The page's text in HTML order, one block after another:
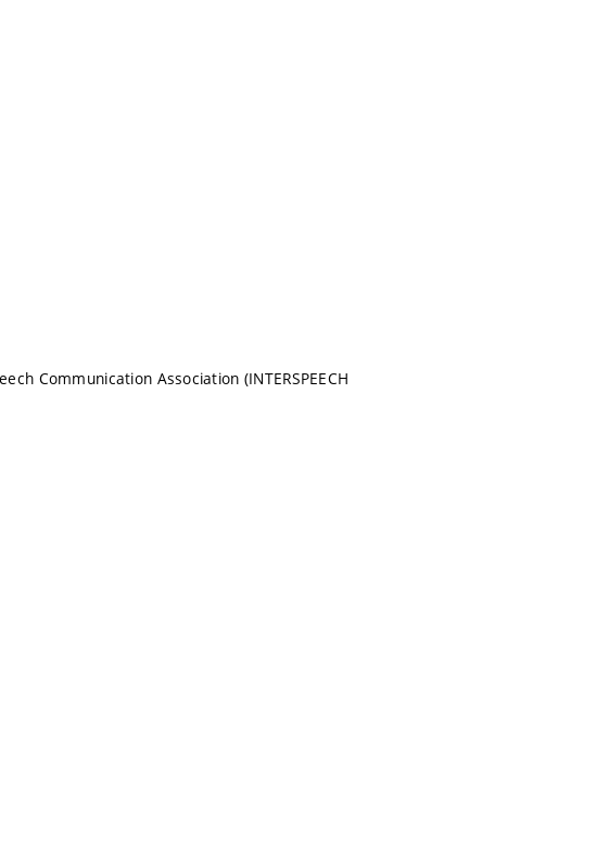
Communication Association (INTERSPEECH